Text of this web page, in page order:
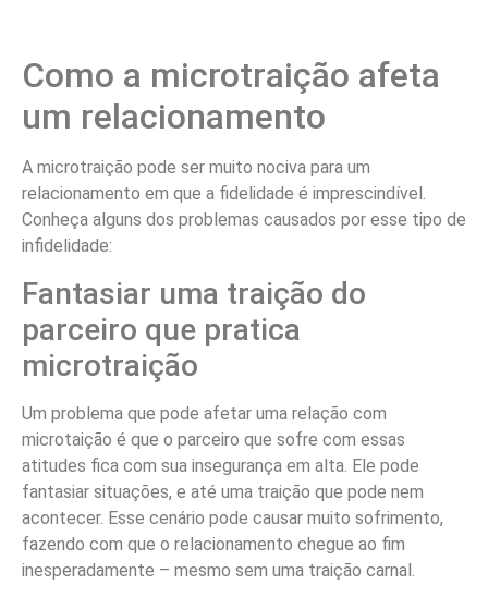
Como a microtraição afeta
um relacionamento
A microtraição pode ser muito nociva para um
relacionamento em que a fidelidade é imprescindível.
Conheça alguns dos problemas causados por esse tipo de
infidelidade:
Fantasiar uma traição do
parceiro que pratica
microtraição
Um problema que pode afetar uma relação com
microtaição é que o parceiro que sofre com essas
atitudes fica com sua insegurança em alta. Ele pode
fantasiar situações, e até uma traição que pode nem
acontecer. Esse cenário pode causar muito sofrimento,
fazendo com que o relacionamento chegue ao fim
inesperadamente – mesmo sem uma traição carnal.